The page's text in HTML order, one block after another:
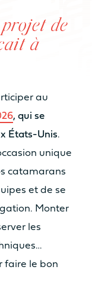
de
à
au
, qui se
États-Unis.
unique
catamarans
et de se
Monter
les
faire le bon